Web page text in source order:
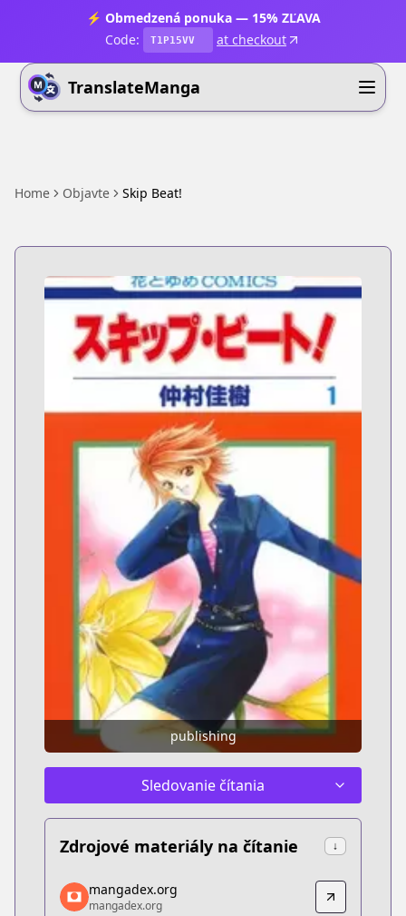
⚡ Obmedzená ponuka — 15% ZĽAVA
Code:
T1P15VV at checkout
TranslateManga
Home Objavte Skip Beat!
publishing
Sledovanie čítania
Zdrojové materiály na čítanie ↓
mangadex.org
mangadex.org
mangadex.org
mangadex.org